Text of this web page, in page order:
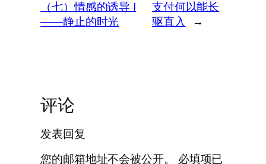
（七）情感的诱导 I
——静止的时光
支付何以能长
驱直入
→
评论
发表回复
您的邮箱地址不会被公开。
必填项已